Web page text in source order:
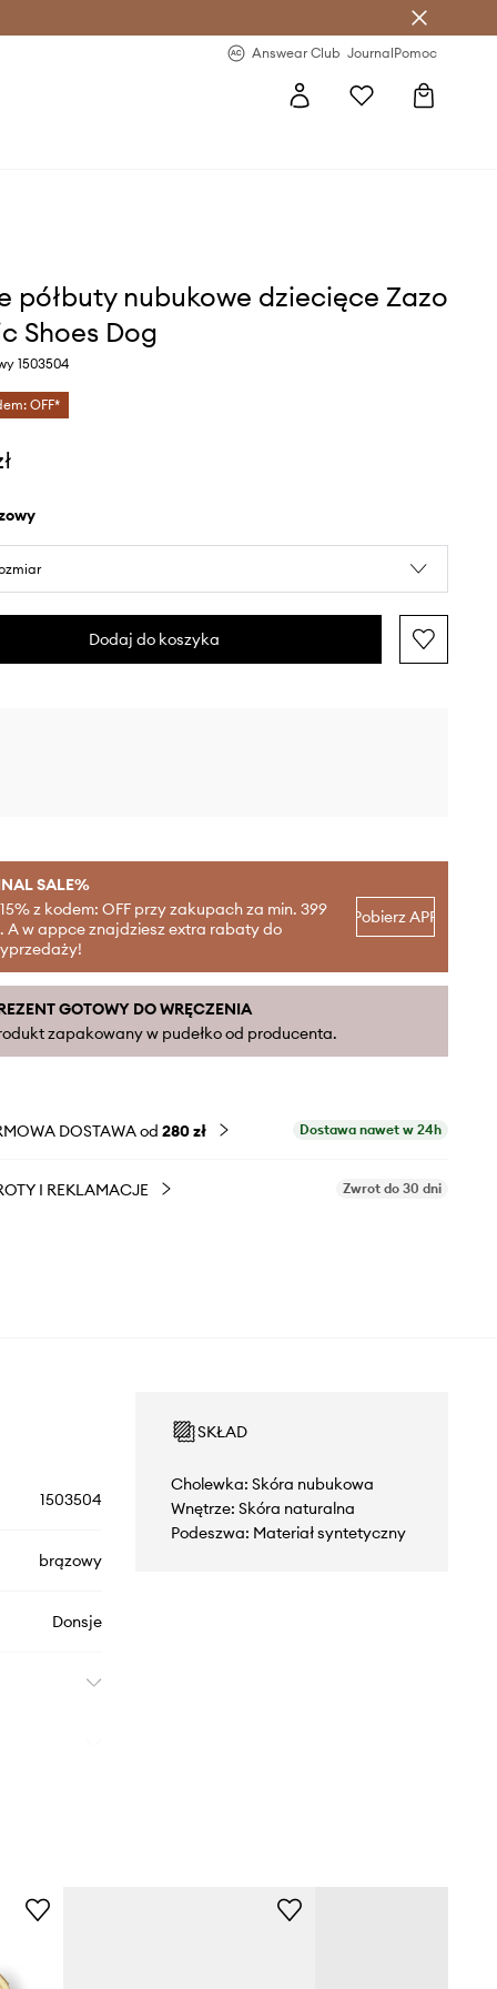
Answear Club JournalPomoc
półbuty nubukowe dziecięce Zazo
Shoes Dog
1503504
OFF*
Dodaj do koszyka
SALE%
z kodem: OFF przy zakupach za min. 399
A w appce znajdziesz extra rabaty do
Pobierz APP
GOTOWY DO WRĘCZENIA
zapakowany w pudełko od producenta.
DOSTAWA od 280 zł Dostawa nawet w 24h
I REKLAMACJE Zwrot do 30 dni
1503504
brązowy
Donsje
SKŁAD
Cholewka: Skóra nubukowa
Wnętrze: Skóra naturalna
Podeszwa: Materiał syntetyczny